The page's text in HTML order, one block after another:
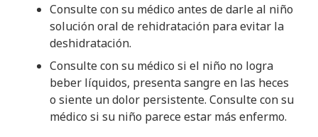
Consulte con su médico antes de darle al niño
solución oral de rehidratación para evitar la
deshidratación.
Consulte con su médico si el niño no logra
beber líquidos, presenta sangre en las heces
o siente un dolor persistente. Consulte con su
médico si su niño parece estar más enfermo.